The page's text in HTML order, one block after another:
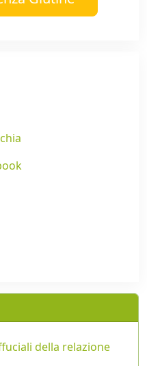
della relazione